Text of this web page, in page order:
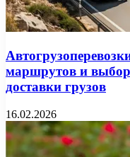
маршрутов и
доставки грузов
16.02.2026